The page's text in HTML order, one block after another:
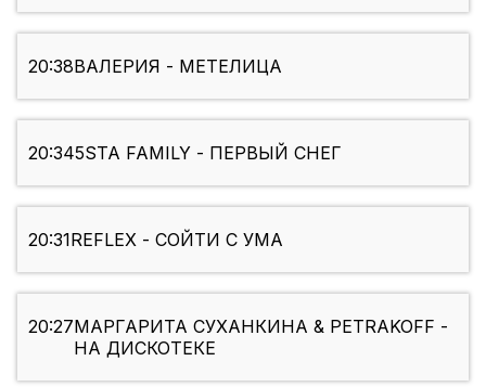
20:38ВАЛЕРИЯ - МЕТЕЛИЦА
20:345STA FAMILY - ПЕРВЫЙ СНЕГ
20:31REFLEX - СОЙТИ С УМА
20:27МАРГАРИТА СУХАНКИНА & PETRAKOFF -
НА ДИСКОТЕКЕ